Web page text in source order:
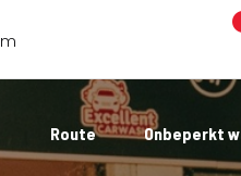
Route Onbeperkt